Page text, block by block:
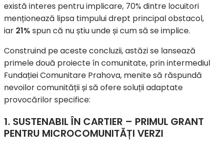
există interes pentru implicare, 70% dintre locuitori
menționează lipsa timpului drept principal obstacol,
iar 21% spun că nu știu unde și cum să se implice.
Construind pe aceste concluzii, astăzi se lansează
primele două proiecte în comunitate, prin intermediul
Fundației Comunitare Prahova, menite să răspundă
nevoilor comunității și să ofere soluții adaptate
provocărilor specifice:
1. SUSTENABIL ÎN CARTIER – PRIMUL GRANT
PENTRU MICROCOMUNITĂȚI VERZI